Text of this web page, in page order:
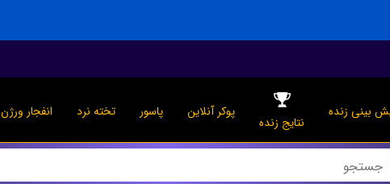
بینی زنده
نتایج زنده
پوکر آنلاین پاسور تخته نرد انفجار ورژن ۱